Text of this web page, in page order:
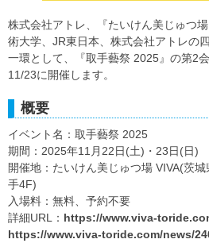
株式会社アトレ、『たいけん美じゅつ
術大学、JR東日本、株式会社アトレの
一環として、『取手藝祭 2025』の第2
11/23に開催します。
概要
イベント名：取手藝祭 2025
期間：2025年11月22日(土)・23日(日)
開催地：たいけん美じゅつ場 VIVA(茨
手4F)
入場料：無料、予約不要
詳細URL： https://www.viva-
https://www.viva-toride.com/news/